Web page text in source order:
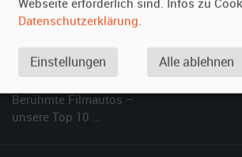
Fragen für Vermieter
SPECIAL
Berühmte Filmautos –
unsere Top 10 ...
Datenschutzerklärung.
Einstellungen Alle ablehnen